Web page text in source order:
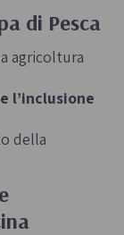
di Pesca
agricoltura
l’inclusione
della